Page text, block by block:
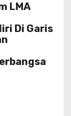
LMA
Di Garis